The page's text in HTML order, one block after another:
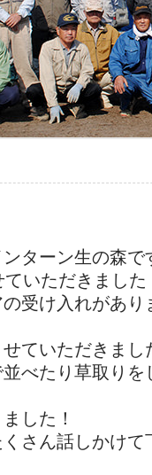
ターン生の森で
いただきました
受け入れがあ
ていただきまし
べたり草取り
した！
さん話しかけ